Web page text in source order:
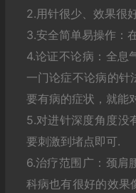
2.用针很少、效果很
3.安全简单易操作：
4.论证不论病：全息
一门论症不论病的针
要有病的症状，就能
5.对进针深度角度没
要刺激到堵点即可.
6.治疗范围广：颈肩
科病也有很好的效果